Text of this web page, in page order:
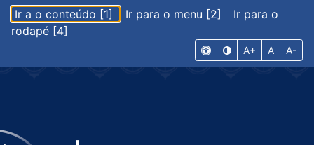
Ir a o conteúdo [1] Ir para o menu [2]
Ir para o
rodapé [4]
A+ A A-